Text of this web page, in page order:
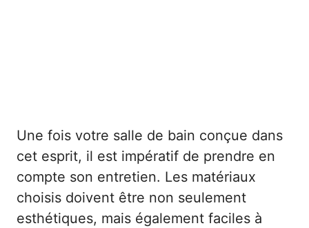
Une fois votre salle de bain conçue dans
cet esprit, il est impératif de prendre en
compte son entretien. Les matériaux
choisis doivent être non seulement
esthétiques, mais également faciles à